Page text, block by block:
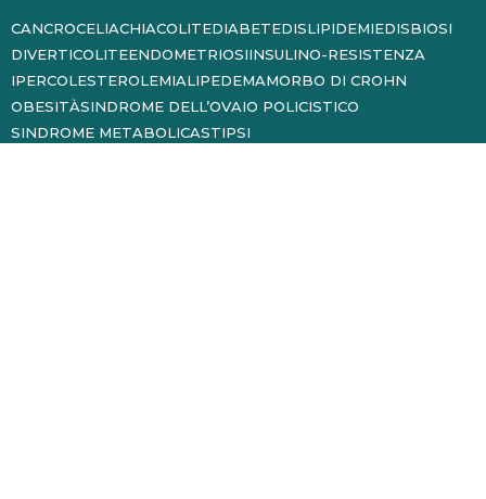
CANCROCELIACHIACOLITEDIABETEDISLIPIDEMIEDISBIOSI
DIVERTICOLITEENDOMETRIOSIINSULINO-RESISTENZA
IPERCOLESTEROLEMIALIPEDEMAMORBO DI CROHN
OBESITÀSINDROME DELL’OVAIO POLICISTICO
SINDROME METABOLICASTIPSI